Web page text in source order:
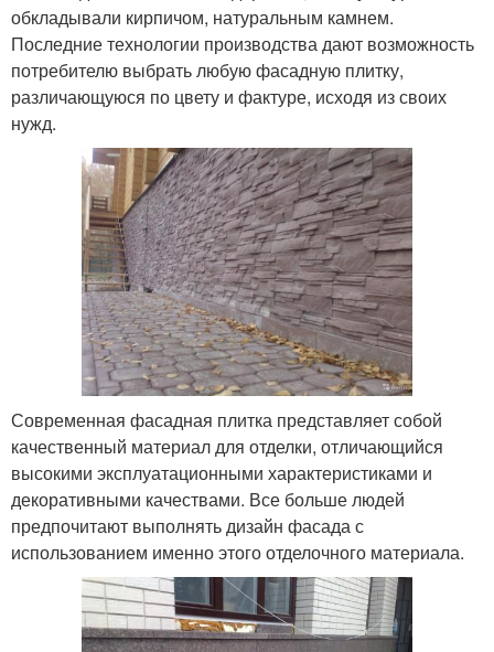
обкладывали кирпичом, натуральным камнем.
Последние технологии производства дают возможность
потребителю выбрать любую фасадную плитку,
различающуюся по цвету и фактуре, исходя из своих
нужд.
Современная фасадная плитка представляет собой
качественный материал для отделки, отличающийся
высокими эксплуатационными характеристиками и
декоративными качествами. Все больше людей
предпочитают выполнять дизайн фасада с
использованием именно этого отделочного материала.